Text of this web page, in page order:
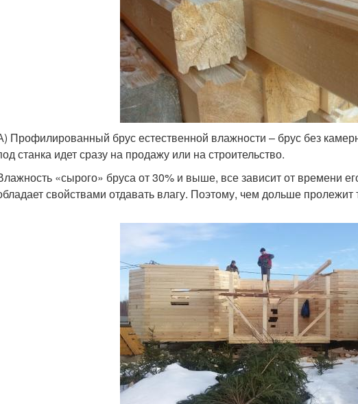
Профилированный брус естественной влажности – брус без
станка идет сразу на продажу или на строительство.
«сырого» бруса от 30% и выше, все зависит от времени
свойствами отдавать влагу. Поэтому, чем дольше пролежит